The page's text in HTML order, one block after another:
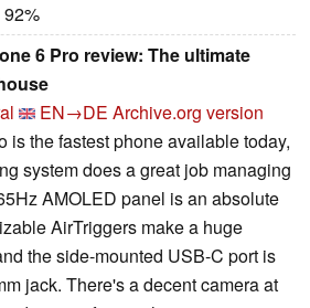
92%
6 Pro review: The ultimate
EN→DE Archive.org version
is the fastest phone available today,
system does a great job managing
AMOLED panel is an absolute
AirTriggers make a huge
the side-mounted USB-C port is
jack. There's a decent camera at